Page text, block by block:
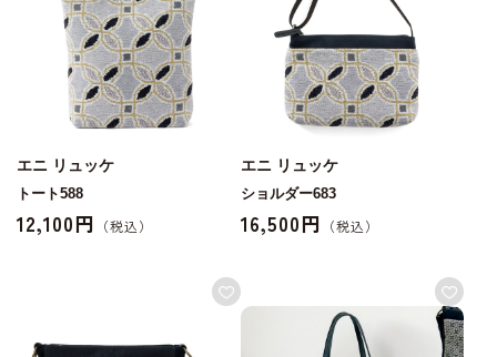
エニ リュッケ
トート588
12,100円
エニ リュッケ
ショルダー683
16,500円